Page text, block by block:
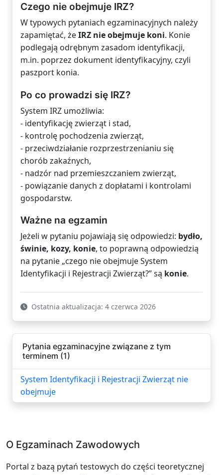
Czego nie obejmuje IRZ?
W typowych pytaniach egzaminacyjnych należy
zapamiętać, żeIRZ nie obejmuje koni. Konie
podlegają odrębnym zasadom identyfikacji,
m.in. poprzez dokument identyfikacyjny, czyli
paszport konia.
Po co prowadzi się IRZ?
System IRZ umożliwia:
- identyfikację zwierząt i stad,
- kontrolę pochodzenia zwierząt,
- przeciwdziałanie rozprzestrzenianiu się
chorób zakaźnych,
- nadzór nad przemieszczaniem zwierząt,
- powiązanie danych z dopłatami i kontrolami
gospodarstw.
Ważne na egzamin
Jeżeli w pytaniu pojawiają się odpowiedzi: bydło,
świnie, kozy, konie, to poprawną odpowiedzią
na pytanie „czego nie obejmuje System
Identyfikacji i Rejestracji Zwierząt?” są konie.
Ostatnia aktualizacja: 4 czerwca 2026
Pytania egzaminacyjne związane z tym
terminem (1)
System Identyfikacji i Rejestracji Zwierząt nie
obejmuje
O Egzaminach Zawodowych
Portal z bazą pytań testowych do części teoretycznej